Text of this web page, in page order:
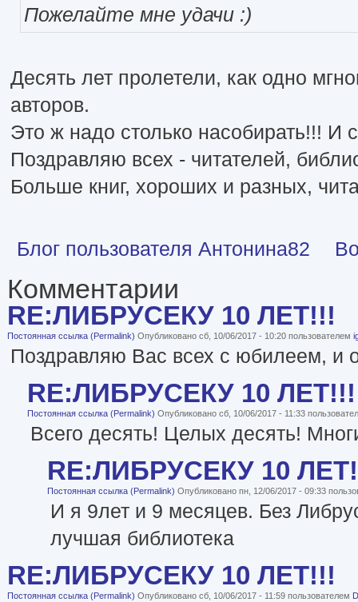
Пожелайте мне удачи :)
Десять лет пролетели, как одно
авторов.
Это ж надо столько насобирать!!!
Поздравляю всех - читателей,
Больше книг, хороших и разных,
Блог пользователя Антонина82
Комментарии
RE:ЛИБРУСЕКУ 10 ЛЕТ!!!
Постоянная ссылка (Permalink) Опубликовано сб, 10/06/2017 - 10:20 пользователем
Поздравляю Вас всех с юбилеем, и
RE:ЛИБРУСЕКУ 10 ЛЕТ!!!
Постоянная ссылка (Permalink) Опубликовано сб, 10/06/2017 - 11:33
Всего десять! Целых десять!
RE:ЛИБРУСЕКУ 10
Постоянная ссылка (Permalink) Опубликовано пн, 12/06/2017 - 09:33
И я 9лет и 9 месяцев. Без
лучшая библиотека
RE:ЛИБРУСЕКУ 10 ЛЕТ!!!
Постоянная ссылка (Permalink) Опубликовано сб, 10/06/2017 - 11:59 пользователем